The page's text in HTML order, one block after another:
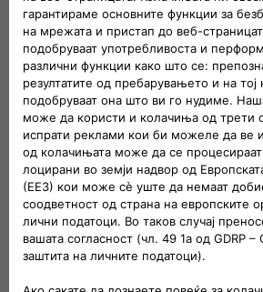
Следи нѐ
ПОВРЗИ СЕ СО
Ќе одговориме на секое твое
низ секој чекор во процесот на
Веќе си сопственик нa Fiat?
информации за нашите